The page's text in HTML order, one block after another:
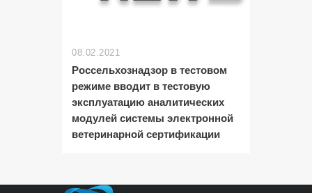
08.02.2021
Россельхознадзор в тестовом
режиме вводит в тестовую
эксплуатацию аналитических
модулей системы электронной
ветеринарной сертификации